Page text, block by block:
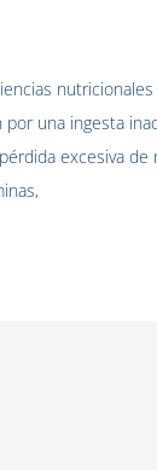
nutricionales
una ingesta
excesiva de